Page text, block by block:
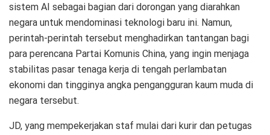
sistem AI sebagai bagian dari dorongan yang diarahkan
negara untuk mendominasi teknologi baru ini. Namun,
perintah-perintah tersebut menghadirkan tantangan bagi
para perencana Partai Komunis China, yang ingin menjaga
stabilitas pasar tenaga kerja di tengah perlambatan
ekonomi dan tingginya angka pengangguran kaum muda di
negara tersebut.
JD, yang mempekerjakan staf mulai dari kurir dan petugas